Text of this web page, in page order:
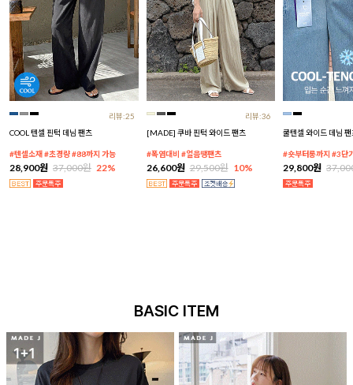
리뷰:25
COOL 텐셀 핀턱 데님 팬츠
#텐셀소재 #초경량 #88까지 가능
28,900원 37,000원 22%
리뷰:36
[MADE] 쿠바 핀턱 와이드 팬츠
#폭염대비 #얼음땡팬츠
26,600원 29,500원 10%
쿨텐셀 와이드 데님 팬
#숏부터롱까지 #3단
29,800원
BASIC ITEM